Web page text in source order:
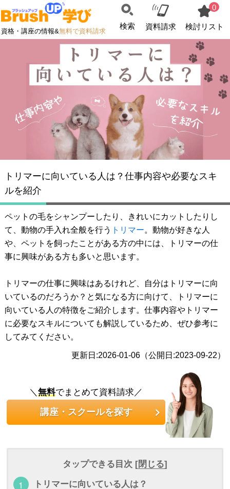
資格・講座の情報&無料で資料請求
検索 資料請求
0
検討リスト
トリマーに向いている人は？仕事内容や必要なスキ
ルを紹介
ペットの毛をシャンプーしたり、きれいにカットしたりし
て、動物の手入れ全般を行う トリマー。動物が好きな人
や、ペットを飼ったことがある方の中には、トリマーの仕
事に興味がある方も多いと思います。
トリマーの仕事に興味はあるけれど、自分はトリマーに向
いているのだろうか？と気になる方に向けて、トリマーに
向いている人の特徴をご紹介します。仕事内容やトリマー
に必要なスキルについても解説しているため、ぜひ参考に
してみてください。
更新日:2026-01-06（公開日:2023-09-22）
＼無料でまとめて資料請求／
講座・スクールを探す
タップできる目次 [閉じる]
トリマーに向いている人は？